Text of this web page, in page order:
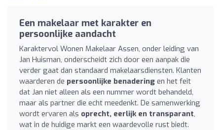
Een makelaar met karakter en
persoonlijke aandacht
Karaktervol Wonen Makelaar Assen, onder leiding van
Jan Huisman, onderscheidt zich door een aanpak die
verder gaat dan standaard makelaarsdiensten. Klanten
waarderen de persoonlijke benadering en het feit
dat Jan niet alleen als een nummer wordt behandeld,
maar als partner die echt meedenkt. De samenwerking
wordt ervaren als oprecht, eerlijk en transparant,
wat in de huidige markt een waardevolle rust biedt.